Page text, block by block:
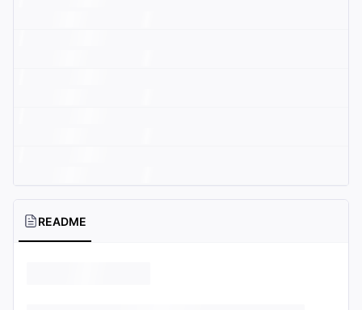
README